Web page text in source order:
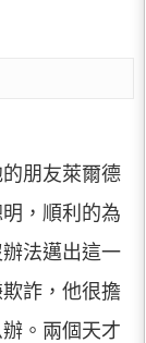
朋友萊爾德
，順利的為
法邁出這一
詐，他很擔
。兩個天才